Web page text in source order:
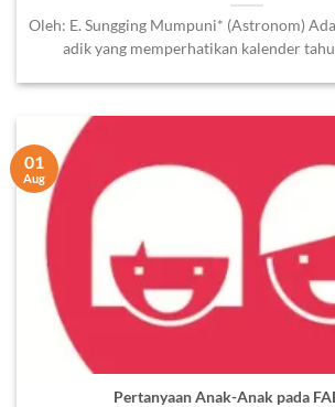
Oleh: E. Sungging Mumpuni* (Astronom)
adik yang memperhatikan kalender
Pertanyaan Anak-Anak pada
01
Aug